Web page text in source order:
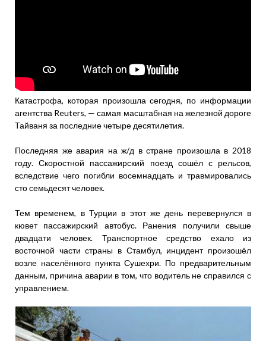
Катастрофа, которая произошла сегодня, по информации
агентства Reuters, — самая масштабная на железной дороге
Тайваня за последние четыре десятилетия.
Последняя же авария на ж/д в стране произошла в 2018
году. Скоростной пассажирский поезд сошёл с рельсов,
вследствие чего погибли восемнадцать и травмировались
сто семьдесят человек.
Тем временем, в Турции в этот же день перевернулся в
кювет пассажирский автобус. Ранения получили свыше
двадцати человек. Транспортное средство ехало из
восточной части страны в Стамбул, инцидент произошёл
возле населённого пункта Сушехри. По предварительным
данным, причина аварии в том, что водитель не справился с
управлением.